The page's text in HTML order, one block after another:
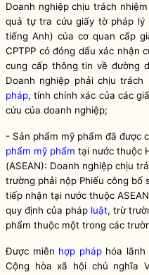
Doanh nghiệp chịu trách
quả tự tra cứu giấy tờ pháp
tiếng Anh) của cơ quan cấp
CPTPP có đóng dấu xác nhận
cung cấp thông tin về đường
Doanh nghiệp phải chịu trách
pháp, tính chính xác của các
cứu của doanh nghiệp;
- Sản phẩm mỹ phẩm đã được
phẩm mỹ phẩm tại nước thuộc
(ASEAN): Doanh nghiệp chịu
trường phải nộp Phiếu công bố
tiếp nhận tại nước thuộc
quy định của pháp luật, trừ
phẩm thuộc một trong các
Được miễn hợp pháphóa lãnh
Cộng hòa xã hội chủ nghĩa